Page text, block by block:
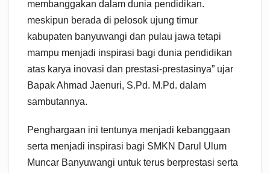
membanggakan dalam dunia pendidikan.
meskipun berada di pelosok ujung timur
kabupaten banyuwangi dan pulau jawa tetapi
mampu menjadi inspirasi bagi dunia pendidikan
atas karya inovasi dan prestasi-prestasinya” ujar
Bapak Ahmad Jaenuri, S.Pd. M.Pd. dalam
sambutannya.
Penghargaan ini tentunya menjadi kebanggaan
serta menjadi inspirasi bagi SMKN Darul Ulum
Muncar Banyuwangi untuk terus berprestasi serta